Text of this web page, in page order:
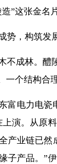
”这张金名
势，构筑发
不成林。醴
一个结构
富电力电瓷
演。从原
产业链已
子产品。”